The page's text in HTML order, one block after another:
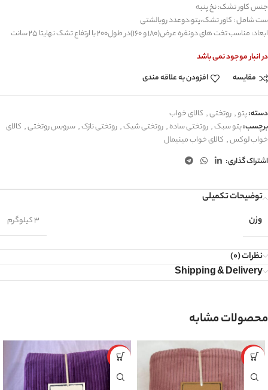
جنس کاور تشک: نخ پنبه
ست شامل : کاور تشک،پتو،دوعدد روبالشتی
ابعاد: مناسب تخت های دونفره عرض(180 و 160)در طول200 با ارتفاع تشک نهایتا 25 سانت
در انبار موجود نمی باشد
مقایسه
افزودن به علاقه مندی
دسته:پتو, روتختی, کالای خواب
برچسب:پتو سبک, روتختی ساده, روتختی شیک, روتختی نازک, سرویس روتختی, کالای
خواب لوکس, کالای خواب مینیمال
اشتراک گذاری:
توضیحات تکمیلی
وزن
3 کیلوگرم
نظرات (0)
Shipping & Delivery
محصولات مشابه
ویژه ویژه